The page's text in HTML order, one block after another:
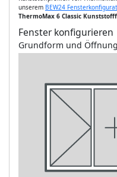
unserem BEW24
ThermoMax 6 Classic
Fenster konfigurieren
Grundform und